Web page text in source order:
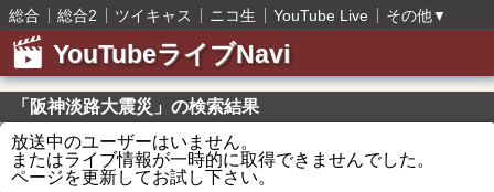
総合 総合2 ツイキャス ニコ生 YouTube Live その他▼
YouTubeライブNavi
「阪神淡路大震災」の検索結果
放送中のユーザーはいません。
またはライブ情報が一時的に取得できませんでした。
ページを更新してお試し下さい。